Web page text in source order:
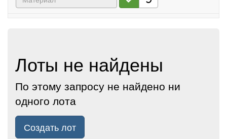
Лоты не найдены
По этому запросу не найдено ни
одного лота
Создать лот